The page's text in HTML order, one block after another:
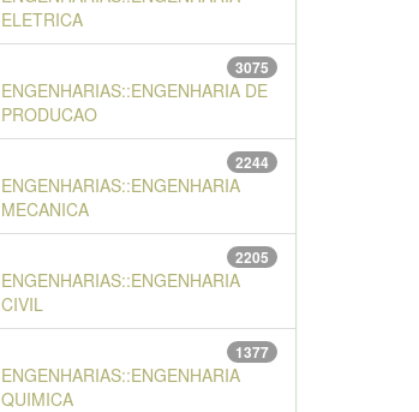
ELETRICA
3075
ENGENHARIAS::ENGENHARIA DE
PRODUCAO
2244
ENGENHARIAS::ENGENHARIA
MECANICA
2205
ENGENHARIAS::ENGENHARIA
CIVIL
1377
ENGENHARIAS::ENGENHARIA
QUIMICA